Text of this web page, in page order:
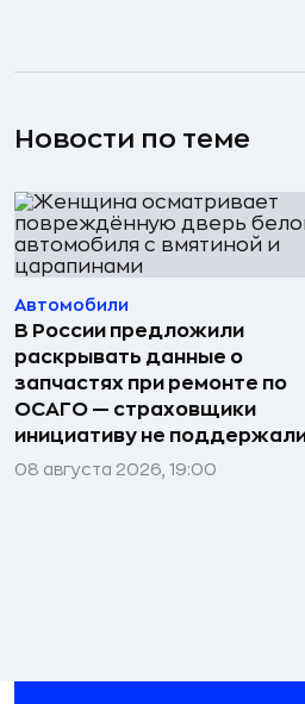
Новости по теме
Автомобили
В России предложили
раскрывать данные о
запчастях при ремонте по
ОСАГО — страховщики
инициативу не
08 августа 2026, 19:00